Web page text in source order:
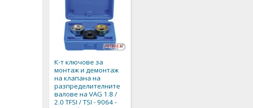
К-т ключове за
монтаж и демонтаж
на клапана на
разпределителните
валове на VAG 1.8 /
2.0 TFSI / TSI - 9064 -